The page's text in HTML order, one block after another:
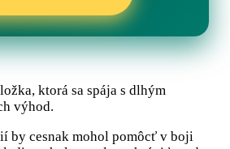
ktorá sa spája s dlhým
výhod.
by cesnak mohol pomôcť v boji